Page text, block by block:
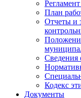
План
Отчеты и
Сведения
Кодекс
Документы